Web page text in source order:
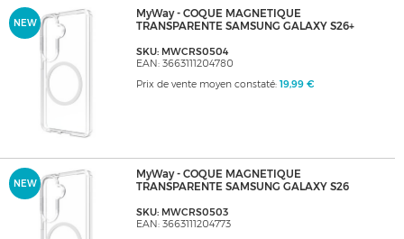
NEW
MyWay - COQUE MAGNETIQUE
TRANSPARENTE SAMSUNG GALAXY S26+
SKU: MWCRS0504
EAN: 3663111204780
Prix de vente moyen constaté: 19,99 €
NEW
MyWay - COQUE MAGNETIQUE
TRANSPARENTE SAMSUNG GALAXY S26
SKU: MWCRS0503
EAN: 3663111204773